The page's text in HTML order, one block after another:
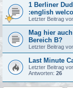
1 Berliner
:english
Letzter Beitrag
Mag hier
Bereich B?
Letzter Beitrag
Last Minute
Letzter Beitrag
Antworten: 26